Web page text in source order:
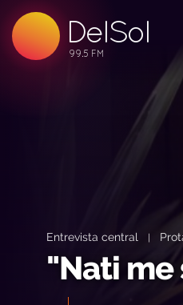
DelSol
99.5 FM
99.5 FM
99.5 FM
Entrevista central |
"Nati me